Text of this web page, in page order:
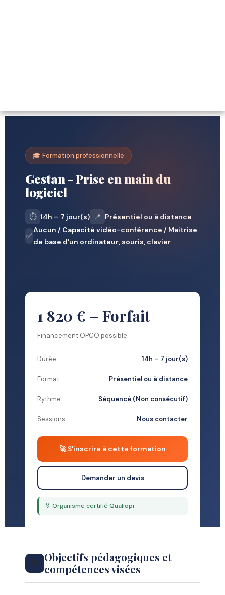
🎓 Formation professionnelle
Gestan - Prise en main du
logiciel
⏱️ 14h – 7 jour(s) 📍 Présentiel ou à distance
✅
Aucun / Capacité vidéo-conférence / Maitrise
de base d'un ordinateur, souris, clavier
1 820 € – Forfait
Financement OPCO possible
Durée 14h – 7 jour(s)
Format Présentiel ou à distance
Rythme Séquencé (Non consécutif)
Sessions Nous contacter
🚀 S'inscrire à cette formation
Demander un devis
🏅 Organisme certifié Qualiopi
🎯
Objectifs pédagogiques et
compétences visées